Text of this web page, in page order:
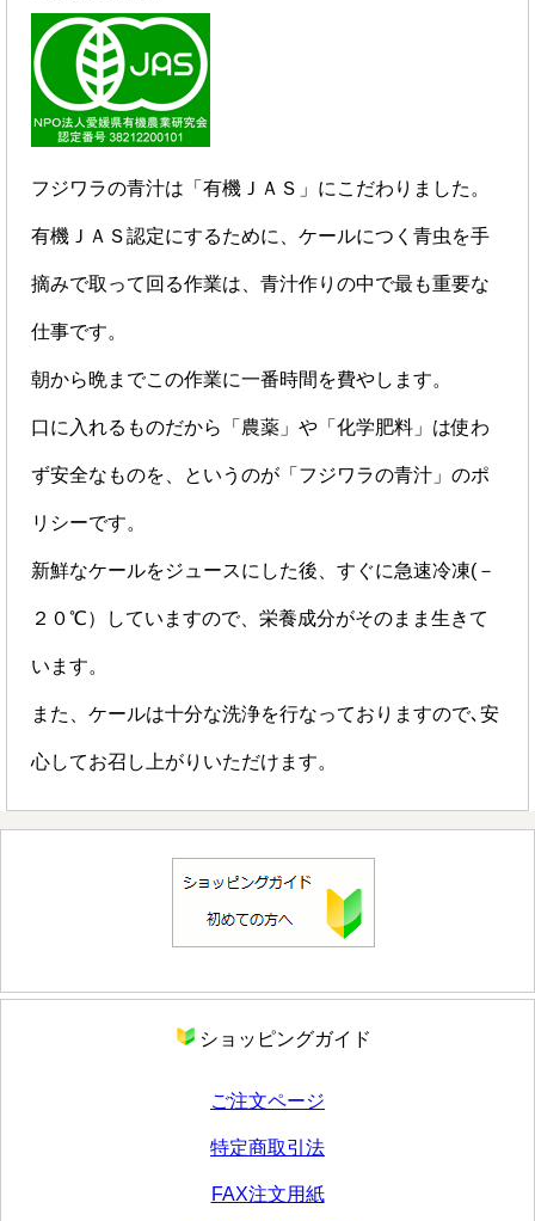
フジワラの青汁は「有機ＪＡＳ」にこだわりました。
有機ＪＡＳ認定にするために、ケールにつく青虫を手
摘みで取って回る作業は、青汁作りの中で最も重要な
仕事です。
朝から晩までこの作業に一番時間を費やします。
口に入れるものだから「農薬」や「化学肥料」は使わ
ず安全なものを、というのが「フジワラの青汁」のポ
リシーです。
新鮮なケールをジュースにした後、すぐに急速冷凍(－
２０℃）していますので、栄養成分がそのまま生きて
います。
また、ケールは十分な洗浄を行なっておりますので､安
心してお召し上がりいただけます。
ショッピングガイド
ご注文ページ
特定商取引法
FAX注文用紙